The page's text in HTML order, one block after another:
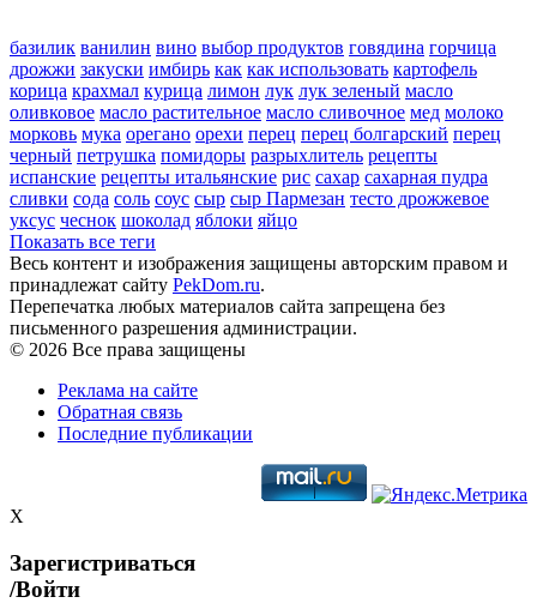
базилик ванилин вино выбор продуктов говядина горчица
дрожжи закуски имбирь как как использовать картофель
корица крахмал курица лимон лук лук зеленый масло
оливковое масло растительное масло сливочное мед молоко
морковь мука орегано орехи перец перец болгарский перец
черный петрушка помидоры разрыхлитель рецепты
испанские рецепты итальянские рис сахар сахарная пудра
сливки сода соль соус сыр сыр Пармезан тесто дрожжевое
уксус чеснок шоколад яблоки яйцо
Показать все теги
Весь контент и изображения защищены авторским правом и
принадлежат сайту PekDom.ru.
Перепечатка любых материалов сайта запрещена без
письменного разрешения администрации.
© 2026 Все права защищены
Реклама на сайте
Обратная связь
Последние публикации
X
Зарегистриваться
/Войти